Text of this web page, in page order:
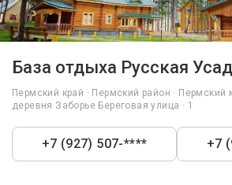
База отдыха Русская
Пермский край · Пермский район · Пермский
деревня Заборье Береговая улица · 1
+7 (927) 507-**** +7